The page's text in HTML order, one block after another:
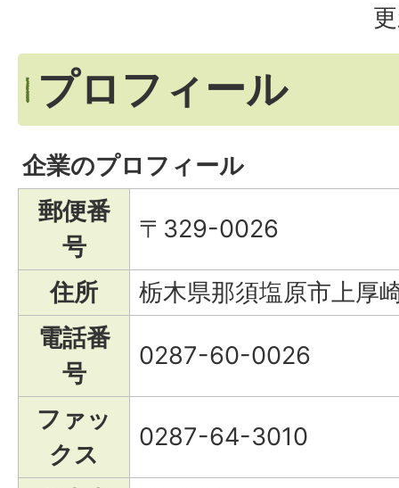
プロフィール
企業のプロフィール
郵便番
号
〒329-0026
住所
栃木県那須塩原市上厚
電話番
号
0287-60-0026
ファッ
クス
0287-64-3010